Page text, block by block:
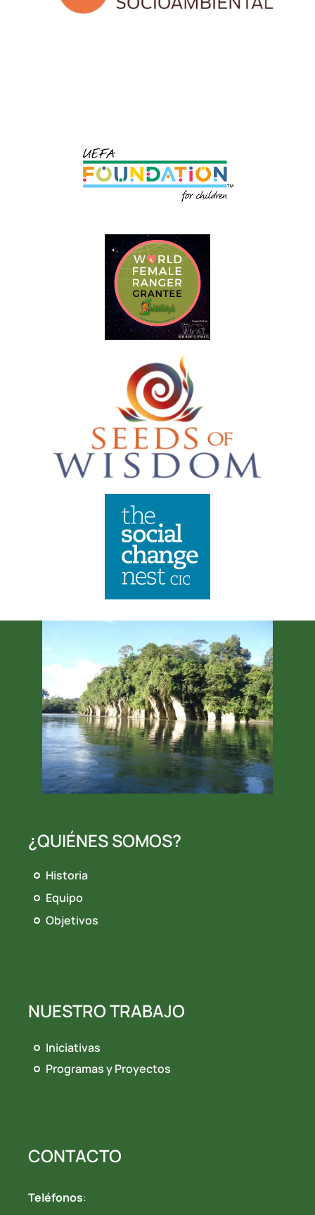
¿QUIÉNES SOMOS?
Historia
Equipo
Objetivos
NUESTRO TRABAJO
Iniciativas
Programas y Proyectos
CONTACTO
Teléfonos: